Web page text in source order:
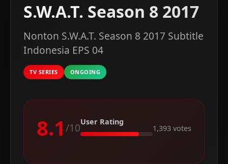
S.W.A.T. Season 8 2017
Nonton S.W.A.T. Season 8 2017 Subtitle
Indonesia EPS 04
TV SERIES ONGOING
8.1 /10User Rating
1,393 votes